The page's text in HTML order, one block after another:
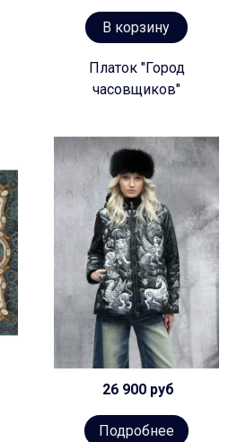
В корзину
Платок "Город
часовщиков"
26 900 руб
Подробнее